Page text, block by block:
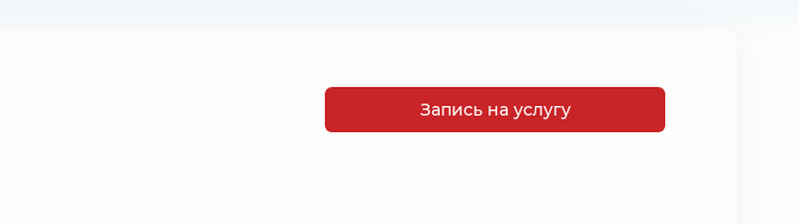
Запись на услугу